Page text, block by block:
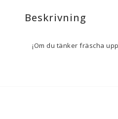
Beskrivning
¡Om du tänker fräscha